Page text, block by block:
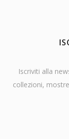
Iscriviti alla
collezioni,